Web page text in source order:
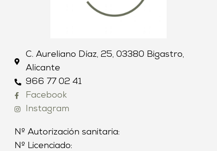
C. Aureliano Díaz, 25, 03380 Bigastro,
Alicante
966 77 02 41
Facebook
Instagram
Nº Autorización sanitaria:
Nº Licenciado: